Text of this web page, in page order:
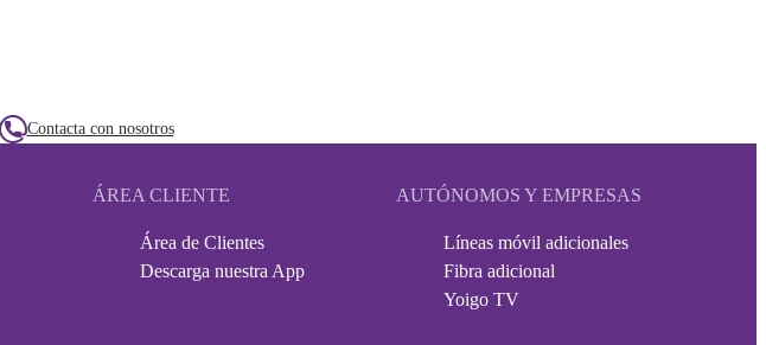
Contacta con nosotros
ÁREA CLIENTE
Área de Clientes
Descarga nuestra App
AUTÓNOMOS Y EMPRESAS
Líneas móvil adicionales
Fibra adicional
Yoigo TV